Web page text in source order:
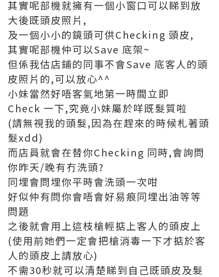
其實呢部機就擁有一個小窗口可以睇到放
大後既頭皮照片,
及一個小小的鏡頭可供Checking 頭皮,
其實呢部機仲可以Save 底架~
但係我估店鋪的同事不會Save 底客人的頭
皮照片的,可以放心^^
小妹當然好唔客氣地第一時間立即
Check 一下,究竟小妹屬於咩既髮質啦
(請無視我的頭髮,因為在趕來的時候札著頭
髮xdd)
而店員就會在替你Checking 同時,會詢問
你昨天/晚有冇洗頭?
同埋會問埋你平時會洗頭一次咁
好似仲有問你會唔會好易痕同埋出油等等
問題
之後就會用上這枝槍輕掂上客人的頭皮上
(使用前她們一定會把槍消毒一下才掂於客
人的頭皮上請放心)
不需30秒就可以清楚睇到自己既頭皮及髮